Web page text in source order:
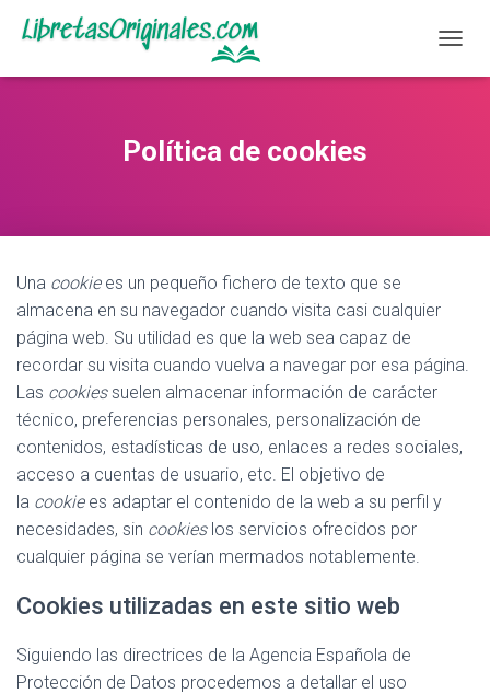
A
V
C
Política de cookies
Una cookiees un pequeño fichero de texto que se
almacena en su navegador cuando visita casi cualquier
página web. Su utilidad es que la web sea capaz de
recordar su visita cuando vuelva a navegar por esa página.
Las cookiessuelen almacenar información de carácter
técnico, preferencias personales, personalización de
contenidos, estadísticas de uso, enlaces a redes sociales,
acceso a cuentas de usuario, etc. El objetivo de
la cookiees adaptar el contenido de la web a su perfil y
necesidades, sin cookieslos servicios ofrecidos por
cualquier página se verían mermados notablemente.
Cookies utilizadas en este sitio web
Siguiendo las directrices de la Agencia Española de
Protección de Datos procedemos a detallar el uso